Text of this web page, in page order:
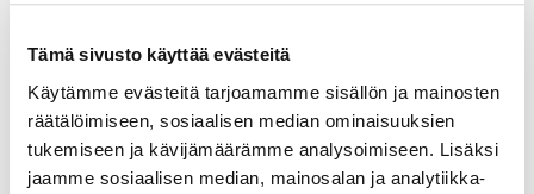
Tämä sivusto käyttää evästeitä
Käytämme evästeitä tarjoamamme sisällön ja mainosten
räätälöimiseen, sosiaalisen median ominaisuuksien
tukemiseen ja kävijämäärämme analysoimiseen. Lisäksi
jaamme sosiaalisen median, mainosalan ja analytiikka-
kehittämistehtävä koostuu kahdesta osiosta ja yhteensä
kolmesta harjoituksesta. Kannustamme tekemään
tehtävät tavalla, joka hyödyttää parhaiten omaa työtäsi,
Lue lisää